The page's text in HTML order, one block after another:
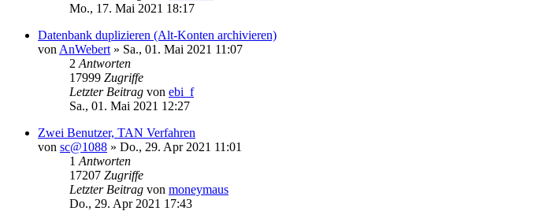
Mo., 17. Mai 2021 18:17
Datenbank duplizieren (Alt-Konten archivieren)
von AnWebert » Sa., 01. Mai 2021 11:07
2 Antworten
17999 Zugriffe
Letzter Beitrag von ebi_f
Sa., 01. Mai 2021 12:27
Zwei Benutzer, TAN Verfahren
von sc@1088 » Do., 29. Apr 2021 11:01
1 Antworten
17207 Zugriffe
Letzter Beitrag von moneymaus
Do., 29. Apr 2021 17:43